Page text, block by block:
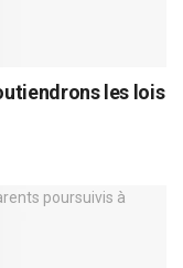
les lois